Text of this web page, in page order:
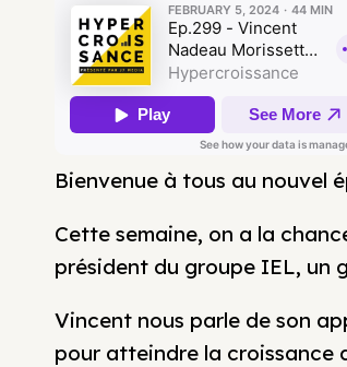
Bienvenue à tous au nouvel
Cette semaine, on a la
président du groupe IEL, un
Vincent nous parle de son
pour atteindre la croissance